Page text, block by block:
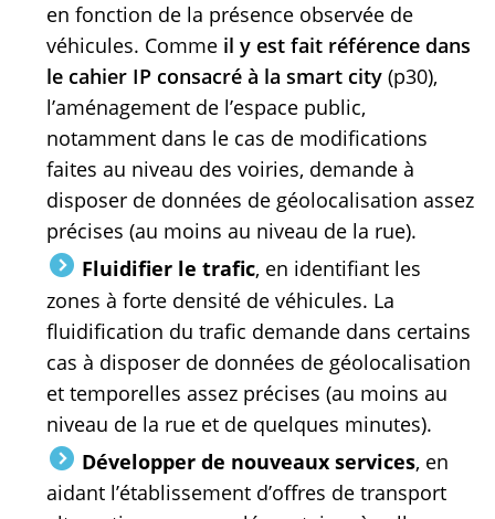
en fonction de la présence observée de
véhicules. Comme il y est fait référence dans
le cahier IP consacré à la smart city (p30),
l’aménagement de l’espace public,
notamment dans le cas de modifications
faites au niveau des voiries, demande à
disposer de données de géolocalisation assez
précises (au moins au niveau de la rue).
Fluidifier le trafic, en identifiant les
zones à forte densité de véhicules. La
fluidification du trafic demande dans certains
cas à disposer de données de géolocalisation
et temporelles assez précises (au moins au
niveau de la rue et de quelques minutes).
Développer de nouveaux services, en
aidant l’établissement d’offres de transport